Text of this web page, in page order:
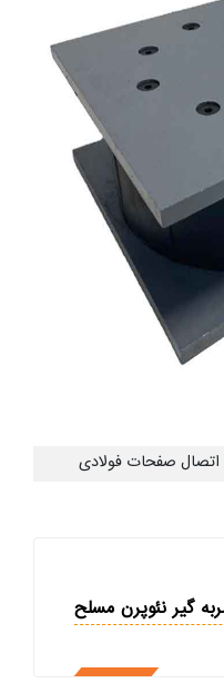
اتصال صفحات فولادی
گیر نئوپرن مسلح